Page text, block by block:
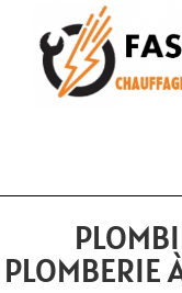
PLOMBERIE